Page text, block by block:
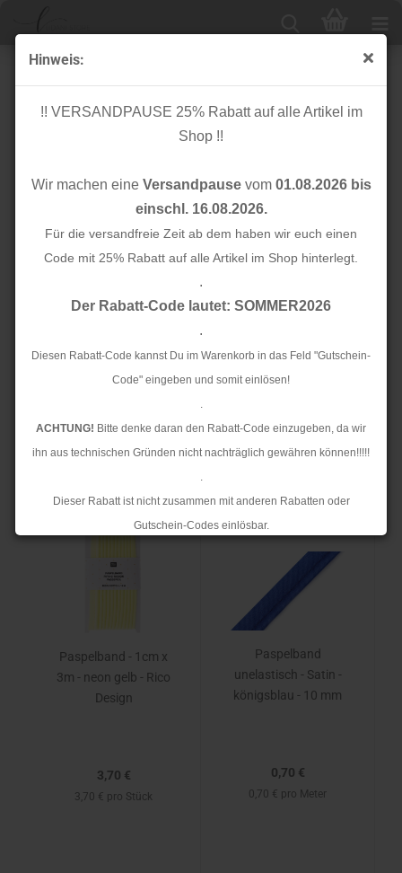
Hinweis:
!! VERSANDPAUSE 25% Rabatt auf alle Artikel im
Shop !!
Wir machen eine Versandpausevom 01.08.2026 bis
einschl. 16.08.2026.
Für die versandfreie Zeit ab dem haben wir euch einen
Code mit 25% Rabatt auf alle Artikel im Shop hinterlegt.
.
Der Rabatt-Code lautet: SOMMER2026
.
Diesen Rabatt-Code kannst Du im Warenkorb in das Feld "Gutschein-
Code" eingeben und somit einlösen!
.
ACHTUNG! Bitte denke daran den Rabatt-Code einzugeben, da wir
ihn aus technischen Gründen nicht nachträglich gewähren können!!!!!
.
Dieser Rabatt ist nicht zusammen mit anderen Rabatten oder
Gutschein-Codes einlösbar.
Ab dem 17.08.2026 versenden wir wieder wie gewohnt. Aufgrund des
Rückstaus kann es jedoch zu längeren Lieferzeiten kommen.
Paspeln
- unelastisch
- Lurex - Kunstleder
Sortieren nach Alle Hersteller
24 pro Seite
TOP
Paspelband - 1cm x
3m - neon gelb - Rico
Design
3,70 €
3,70 € pro Stück
Paspelband
unelastisch - Satin -
königsblau - 10 mm
0,70 €
0,70 € pro Meter